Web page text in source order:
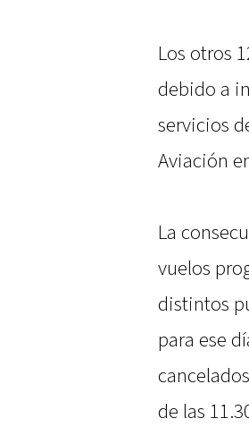
Los otros
debido a
servicios
Aviación
La
vuelos
distintos
para ese
de las